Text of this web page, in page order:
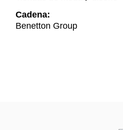
Cadena:
Benetton Group